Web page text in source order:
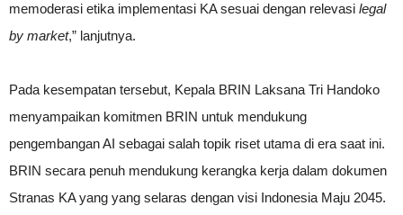
memoderasi etika implementasi KA sesuai dengan relevasi legal
by market,” lanjutnya.
Pada kesempatan tersebut, Kepala BRIN Laksana Tri Handoko
menyampaikan komitmen BRIN untuk mendukung
pengembangan AI sebagai salah topik riset utama di era saat ini.
BRIN secara penuh mendukung kerangka kerja dalam dokumen
Stranas KA yang yang selaras dengan visi Indonesia Maju 2045.